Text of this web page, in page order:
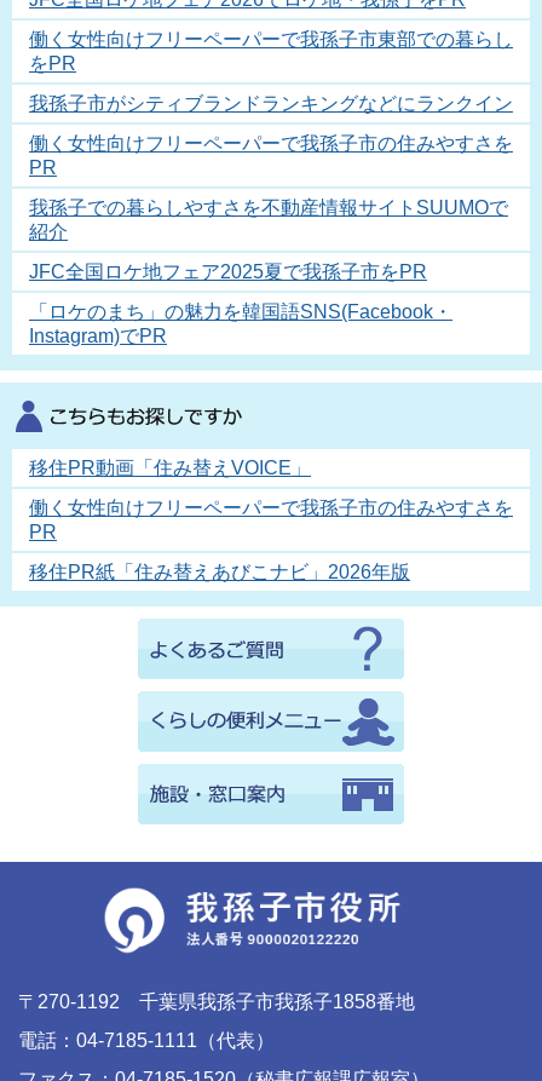
働く女性向けフリーペーパーで我孫子市東部での暮らし
をPR
我孫子市がシティブランドランキングなどにランクイン
働く女性向けフリーペーパーで我孫子市の住みやすさを
PR
我孫子での暮らしやすさを不動産情報サイトSUUMOで
紹介
JFC全国ロケ地フェア2025夏で我孫子市をPR
「ロケのまち」の魅力を韓国語SNS(Facebook・
Instagram)でPR
移住PR動画「住み替えVOICE」
働く女性向けフリーペーパーで我孫子市の住みやすさを
PR
移住PR紙「住み替えあびこナビ」2026年版
〒270-1192 千葉県我孫子市我孫子1858番地
電話：04-7185-1111（代表）